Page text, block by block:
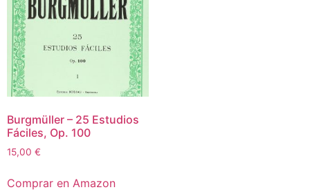
Burgmüller – 25 Estudios
Fáciles, Op. 100
15,00 €
Comprar en Amazon